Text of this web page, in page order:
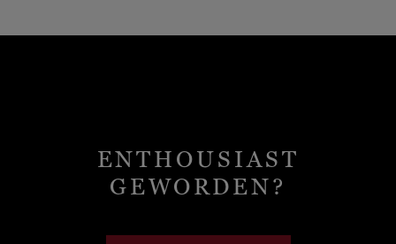
ENTHOUSIAST
GEWORDEN?